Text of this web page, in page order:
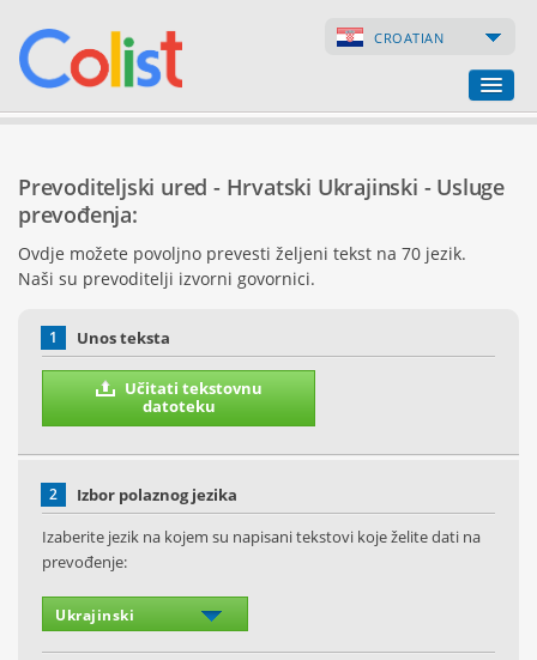
CROATIAN
Popis poduzeća
Internetske stranice
Prevoditeljski ured - Hrvatski Ukrajinski - Usluge
prevođenja:
Ovdje možete povoljno prevesti željeni tekst na 70 jezik.
Naši su prevoditelji izvorni govornici.
1 Unos teksta
Učitati tekstovnu
datoteku
2
Izbor polaznog jezika
Izaberite jezik na kojem su napisani tekstovi koje želite dati na
prevođenje: